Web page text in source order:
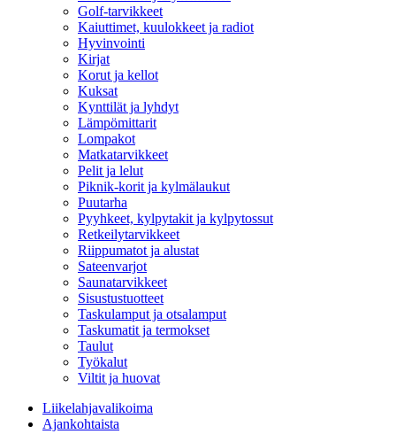
Golf-tarvikkeet
Kaiuttimet, kuulokkeet ja radiot
Hyvinvointi
Kirjat
Korut ja kellot
Kuksat
Kynttilät ja lyhdyt
Lämpömittarit
Lompakot
Matkatarvikkeet
Pelit ja lelut
Piknik-korit ja kylmälaukut
Puutarha
Pyyhkeet, kylpytakit ja kylpytossut
Retkeilytarvikkeet
Riippumatot ja alustat
Sateenvarjot
Saunatarvikkeet
Sisustustuotteet
Taskulamput ja otsalamput
Taskumatit ja termokset
Taulut
Työkalut
Viltit ja huovat
Liikelahjavalikoima
Ajankohtaista